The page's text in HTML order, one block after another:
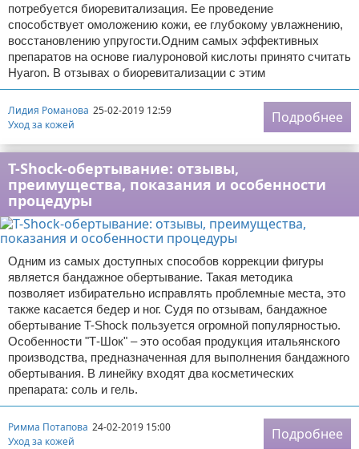
потребуется биоревитализация. Ее проведение
способствует омоложению кожи, ее глубокому увлажнению,
восстановлению упругости.Одним самых эффективных
препаратов на основе гиалуроновой кислоты принято считать
Hyaron. В отзывах о биоревитализации с этим
Лидия Романова 25-02-2019 12:59
Уход за кожей
Подробнее
T-Shock-обертывание: отзывы,
преимущества, показания и особенности
процедуры
Одним из самых доступных способов коррекции фигуры
является бандажное обертывание. Такая методика
позволяет избирательно исправлять проблемные места, это
также касается бедер и ног. Судя по отзывам, бандажное
обертывание T-Shock пользуется огромной популярностью.
Особенности "Т-Шок" – это особая продукция итальянского
производства, предназначенная для выполнения бандажного
обертывания. В линейку входят два косметических
препарата: соль и гель.
Римма Потапова 24-02-2019 15:00
Уход за кожей
Подробнее